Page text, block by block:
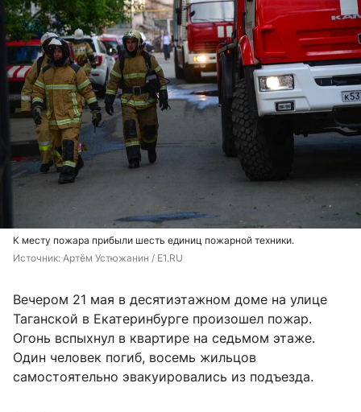
К месту пожара прибыли шесть единиц пожарной техники.
Источник: Артём Устюжанин / E1.RU
Вечером 21 мая в десятиэтажном доме на улице
Таганской в Екатеринбурге произошел пожар.
Огонь вспыхнул в квартире на седьмом этаже.
Один человек погиб, восемь жильцов
самостоятельно эвакуировались из подъезда.